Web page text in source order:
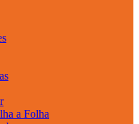
a Folha